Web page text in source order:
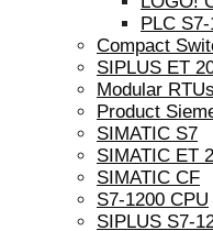
PLC
Compact
SIPLUS ET
Modular
Product
SIMATIC S7
SIMATIC ET
SIMATIC CF
S7-1200 CPU
SIPLUS S7-